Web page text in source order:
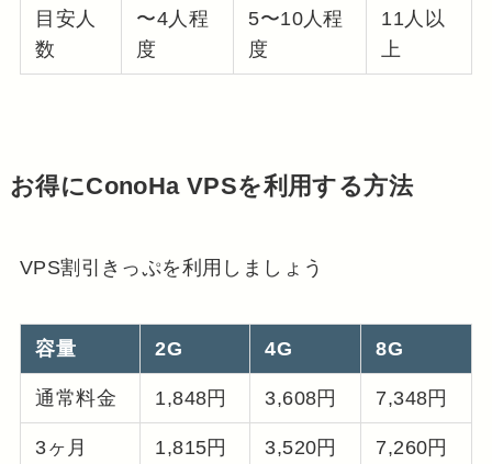
目安人
数
〜4人程
度
5〜10人程
度
11人以
上
お得にConoHa VPSを利用する方法
VPS割引きっぷを利用しましょう
容量 2G 4G 8G
通常料金 1,848円 3,608円 7,348円
3ヶ月 1,815円 3,520円 7,260円